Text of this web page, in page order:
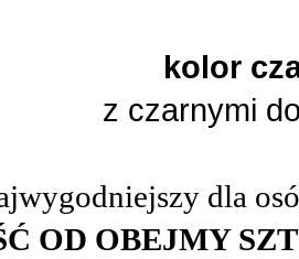
kolor
z czarnymi
dla
OD OBEJMY